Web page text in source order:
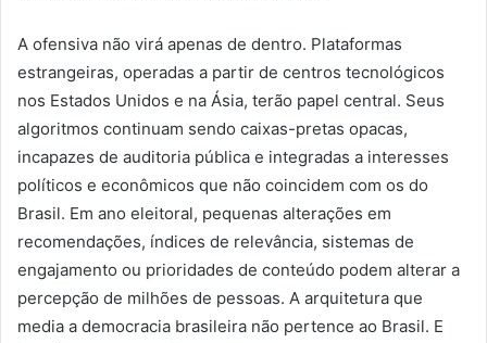
A ofensiva não virá apenas de dentro. Plataformas
estrangeiras, operadas a partir de centros tecnológicos
nos Estados Unidos e na Ásia, terão papel central. Seus
algoritmos continuam sendo caixas-pretas opacas,
incapazes de auditoria pública e integradas a interesses
políticos e econômicos que não coincidem com os do
Brasil. Em ano eleitoral, pequenas alterações em
recomendações, índices de relevância, sistemas de
engajamento ou prioridades de conteúdo podem alterar a
percepção de milhões de pessoas. A arquitetura que
media a democracia brasileira não pertence ao Brasil. E